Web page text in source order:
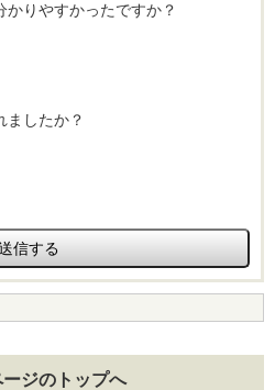
かりやすかったですか？
ましたか？
ージのトップへ